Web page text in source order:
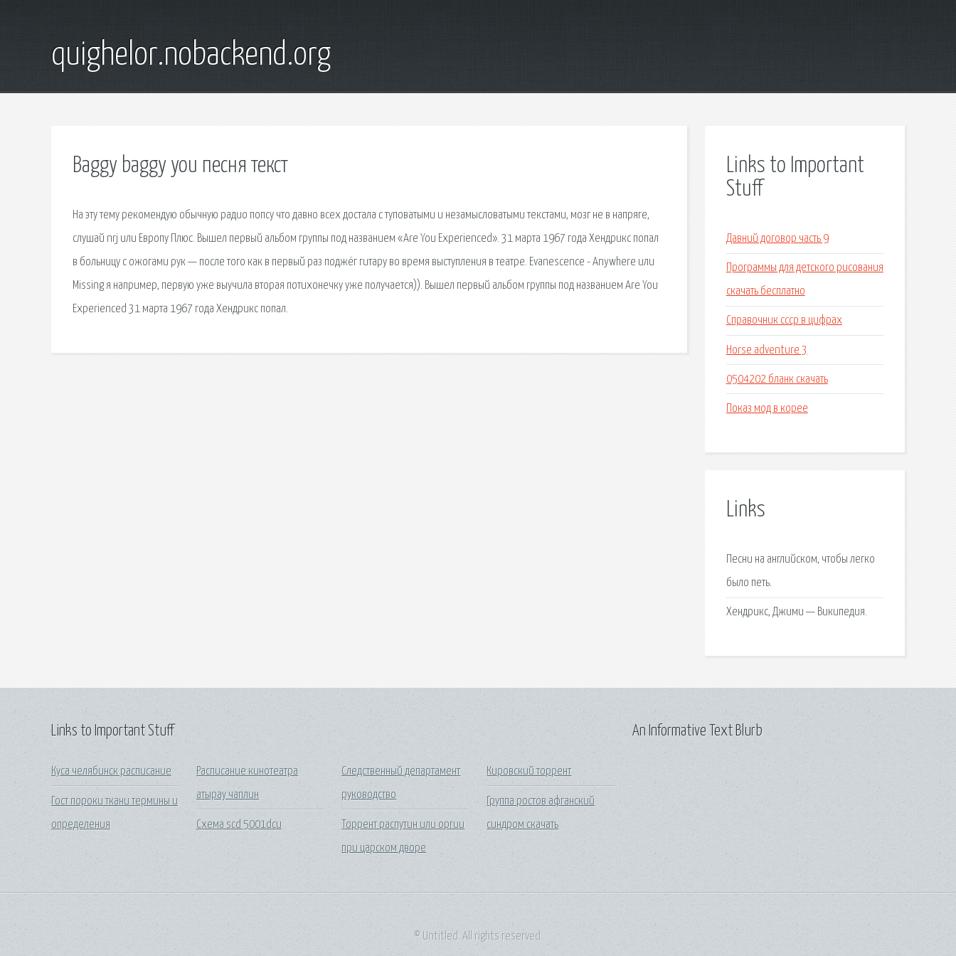
quighelor.nobackend.org
Baggy baggy you песня текст
На эту тему рекомендую обычную радио попсу что давно всех достала с туповатыми и незамысловатыми текстами, мозг не в напряге,
слушай nrj или Европу Плюс. Вышел первый альбом группы под названием «Are You Experienced». 31 марта 1967 года Хендрикс попал
в больницу с ожогами рук — после того как в первый раз поджёг гитару во время выступления в театре. Evanescence - Anywhere или
Missing я например, первую уже выучила вторая потихонечку уже получается)). Вышел первый альбом группы под названием Are You
Experienced 31 марта 1967 года Хендрикс попал.
Links to Important
Stuff
Давний договор часть 9
Программы для детского рисования
скачать бесплатно
Справочник ссср в цифрах
Horse adventure 3
0504202 бланк скачать
Показ мод в корее
Links
Песни на английском, чтобы легко
было петь.
Хендрикс, Джими — Википедия.
Links to Important Stuff
Куса челябинск расписание
Гост пороки ткани термины и
определения
Расписание кинотеатра
атырау чаплин
Схема scd 5001dcu
Следственный департамент
руководство
Торрент распутин или оргии
при царском дворе
Кировский торрент
Группа ростов афганский
синдром скачать
An Informative Text Blurb
© Untitled. All rights reserved.